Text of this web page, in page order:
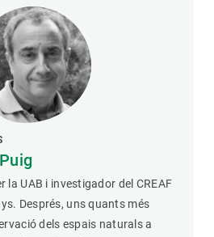
la UAB i investigador del CREAF
Després, uns quants més
dels espais naturals a